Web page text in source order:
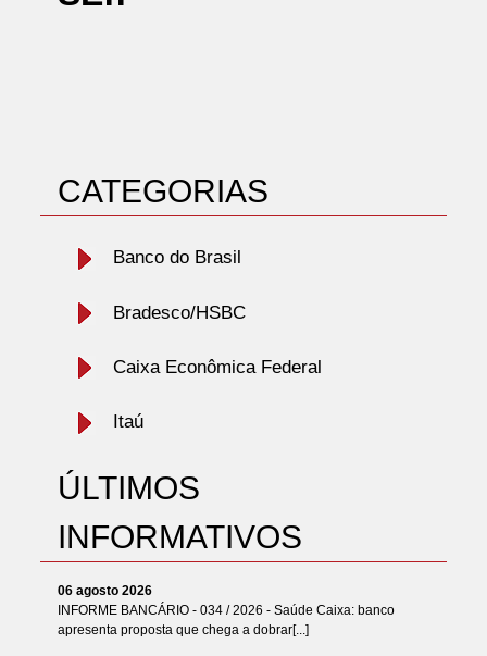
CATEGORIAS
Banco do Brasil
Bradesco/HSBC
Caixa Econômica Federal
Itaú
ÚLTIMOS
INFORMATIVOS
06 agosto 2026
INFORME BANCÁRIO - 034 / 2026 - Saúde Caixa: banco
apresenta proposta que chega a dobrar[...]